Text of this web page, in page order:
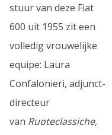
stuur van deze Fiat
600 uit 1955 zit een
volledig vrouwelijke
equipe: Laura
Confalonieri, adjunct-
directeur
van Ruoteclassiche,